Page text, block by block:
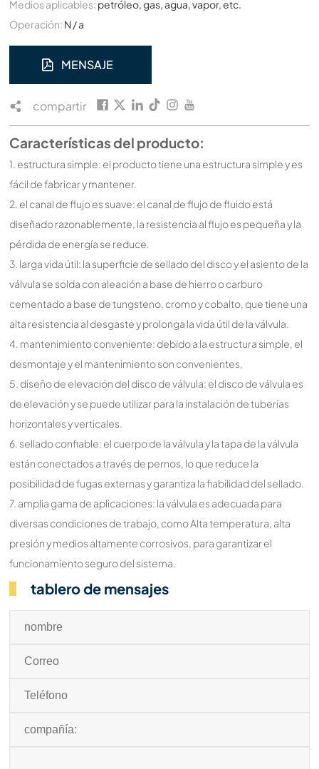
Medios aplicables: petróleo, gas, agua, vapor, etc.
Operación: N / a
MENSAJE
compartir
Características del producto:
1. estructura simple: el producto tiene una estructura simple y es
fácil de fabricar y mantener.
2. el canal de flujo es suave: el canal de flujo de fluido está
diseñado razonablemente, la resistencia al flujo es pequeña y la
pérdida de energía se reduce.
3. larga vida útil: la superficie de sellado del disco y el asiento de la
válvula se solda con aleación a base de hierro o carburo
cementado a base de tungsteno, cromo y cobalto, que tiene una
alta resistencia al desgaste y prolonga la vida útil de la válvula.
4. mantenimiento conveniente: debido a la estructura simple, el
desmontaje y el mantenimiento son convenientes,
5. diseño de elevación del disco de válvula: el disco de válvula es
de elevación y se puede utilizar para la instalación de tuberías
horizontales y verticales.
6. sellado confiable: el cuerpo de la válvula y la tapa de la válvula
están conectados a través de pernos, lo que reduce la
posibilidad de fugas externas y garantiza la fiabilidad del sellado.
7. amplia gama de aplicaciones: la válvula es adecuada para
diversas condiciones de trabajo, como Alta temperatura, alta
presión y medios altamente corrosivos, para garantizar el
funcionamiento seguro del sistema.
tablero de mensajes